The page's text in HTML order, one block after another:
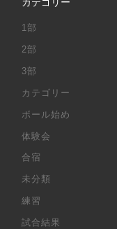
カテゴリー
1部
2部
3部
カテゴリー
ボール始め
体験会
合宿
未分類
練習
試合結果